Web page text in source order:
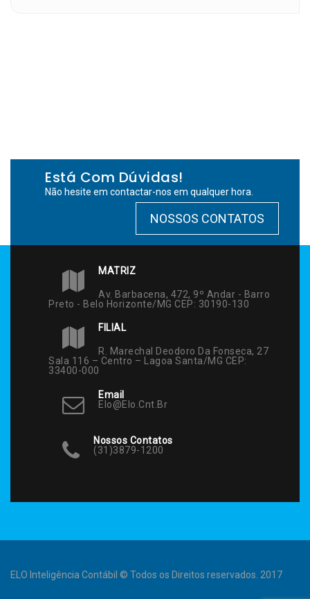
Está Com Dúvidas!
Não hesite em contactar-nos em qualquer hora.
NOSSOS CONTATOS
MATRIZ
Av. Barbacena, 472, 9º Andar - Barro
Preto - Belo Horizonte/MG CEP: 30190-130
FILIAL
R. Marechal Deodoro Da Fonseca, 27
Sala 116 – Centro – Lagoa Santa/MG CEP:
33400-000
Email
Elo@elo.cnt.br
Nossos Contatos
(31)3879-1200
ELO Inteligência Contábil © Todos os Direitos reservados. 2017